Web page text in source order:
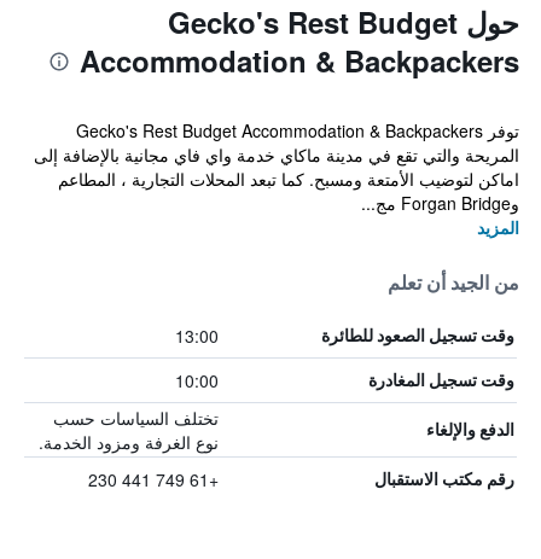
حول Gecko's Rest Budget
Accommodation & Backpackers
توفر Gecko's Rest Budget Accommodation & Backpackers
المريحة والتي تقع في مدينة ماكاي خدمة واي فاي مجانية بالإضافة إلى
اماكن لتوضيب الأمتعة ومسبح. كما تبعد المحلات التجارية ، المطاعم
وForgan Bridge مج...
المزيد
من الجيد أن تعلم
وقت تسجيل الصعود للطائرة 13:00
وقت تسجيل المغادرة 10:00
الدفع والإلغاء
تختلف السياسات حسب
نوع الغرفة ومزود الخدمة.
رقم مكتب الاستقبال +61 749 441 230